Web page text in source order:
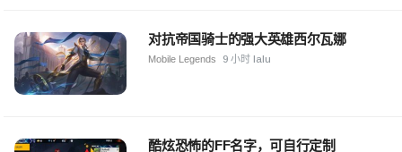
对抗帝国骑士的强大英雄西尔瓦娜
Mobile Legends 9 小时 lalu
酷炫恐怖的FF名字，可自行定制